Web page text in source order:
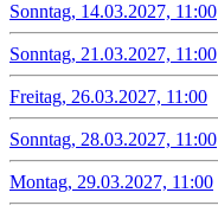
Sonntag, 14.03.2027, 11:00
Sonntag, 21.03.2027, 11:00
Freitag, 26.03.2027, 11:00
Sonntag, 28.03.2027, 11:00
Montag, 29.03.2027, 11:00